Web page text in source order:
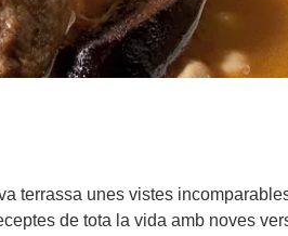
terrassa unes vistes
de tota la vida amb noves